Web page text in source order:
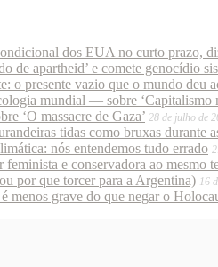
dos EUA no curto prazo,
de apartheid’ e comete genocídio
o presente vazio que o mundo deu
mundial — sobre ‘Capitalismo
‘O massacre de Gaza’ 28 de julho de
tidas como bruxas durante
nós entendemos tudo errado
feminista e conservadora ao mesmo
por que torcer para a Argentina) 16
menos grave do que negar o